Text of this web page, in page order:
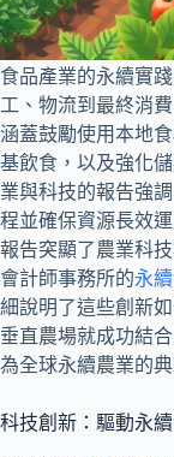
食品產業的永續實
工、物流到最終消
涵蓋鼓勵使用本地
基飲食，以及強化
業與科技的報告強
程並確保資源長效
報告突顯了農業科
會計師事務所的永
細說明了這些創新
垂直農場就成功結
為全球永續農業的典
科技創新：驅動永